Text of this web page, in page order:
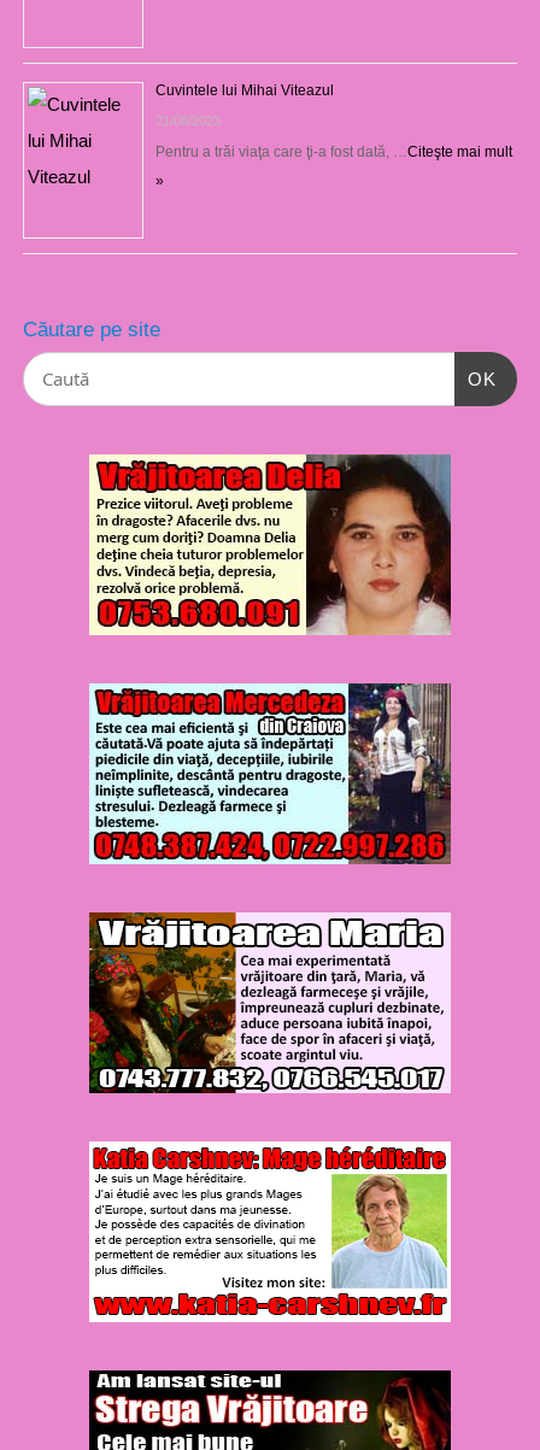
Cuvintele lui Mihai Viteazul
21/08/2023
Pentru a trăi viaţa care ţi-a fost dată, … Citeşte mai mult
»
Căutare pe site
OK